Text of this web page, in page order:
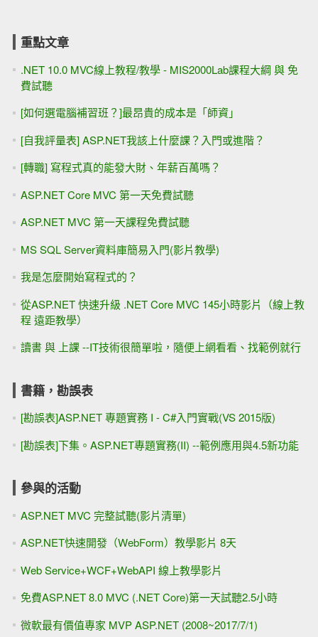
重點文章
.NET 10.0 MVC線上教程/教學 - MIS2000Lab課程大綱 與 免
費試聽
[如何選電腦補習班？]最昂貴的成本是「師資」
[自我評量表] ASP.NET我該上什麼課？入門或進階？
[轉職] 寫程式真的能發大財、年薪百萬嗎？
ASP.NET Core MVC 第一天免費試聽
ASP.NET MVC 第一天課程免費試聽
MS SQL Server資料庫簡易入門(影片教學)
我是怎麼開始寫程式的？
從ASP.NET 快速升級 .NET Core MVC 145小時影片（線上教
程 遠距教學）
讀書 與 上課 --IT技術很簡單啦，隨便上網看看、找範例就行
書籍，勘誤表
[勘誤表]ASP.NET 專題實務 I - C#入門實戰(VS 2015版)
[勘誤表]下集。ASP.NET專題實務(II) --範例應用與4.5新功能
參與的活動
ASP.NET MVC 完整試聽(影片清單)
ASP.NET快速開發（WebForm）教學影片 8天
Web Service+WCF+WebAPI 線上教學影片
免費ASP.NET 8.0 MVC (.NET Core)第一天試聽2.5小時
微軟最有價值專家 MVP ASP.NET (2008~2017/7/1)